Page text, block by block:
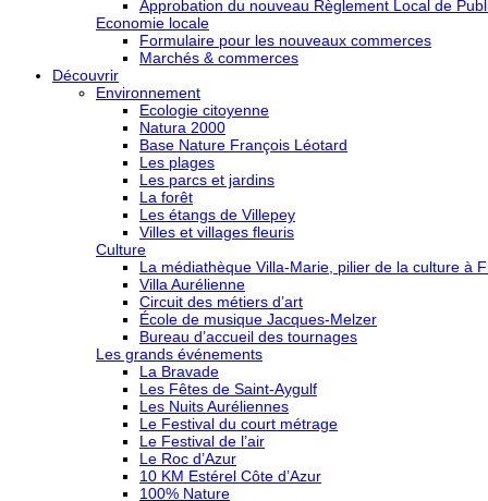
Approbation du nouveau Règlement Local de
Economie locale
Formulaire pour les nouveaux commerces
Marchés & commerces
Découvrir
Environnement
Ecologie citoyenne
Natura 2000
Base Nature François Léotard
Les plages
Les parcs et jardins
La forêt
Les étangs de Villepey
Villes et villages fleuris
Culture
La médiathèque Villa-Marie, pilier de la culture à
Villa Aurélienne
Circuit des métiers d’art
École de musique Jacques-Melzer
Bureau d’accueil des tournages
Les grands événements
La Bravade
Les Fêtes de Saint-Aygulf
Les Nuits Auréliennes
Le Festival du court métrage
Le Festival de l’air
Le Roc d’Azur
10 KM Estérel Côte d’Azur
100% Nature